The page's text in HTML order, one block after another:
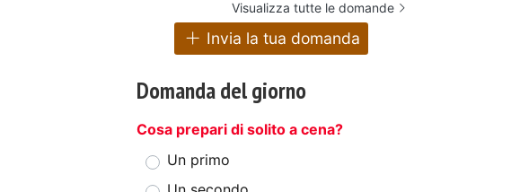
Visualizza tutte le domande
Invia la tua domanda
Domanda del giorno
Cosa prepari di solito a cena?
Un primo